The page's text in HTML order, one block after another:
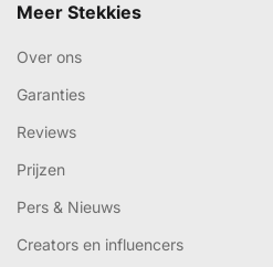
Meer Stekkies
Over ons
Garanties
Reviews
Prijzen
Pers & Nieuws
Creators en influencers